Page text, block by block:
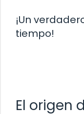
¡Un
tiempo!
El origen